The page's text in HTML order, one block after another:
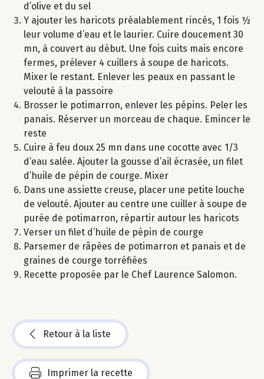
d’olive et du sel
Y ajouter les haricots préalablement rincés, 1 fois ½
leur volume d’eau et le laurier. Cuire doucement 30
mn, à couvert au début. Une fois cuits mais encore
fermes, prélever 4 cuillers à soupe de haricots.
Mixer le restant. Enlever les peaux en passant le
velouté à la passoire
Brosser le potimarron, enlever les pépins. Peler les
panais. Réserver un morceau de chaque. Emincer le
reste
Cuire à feu doux 25 mn dans une cocotte avec 1/3
d’eau salée. Ajouter la gousse d’ail écrasée, un filet
d’huile de pépin de courge. Mixer
Dans une assiette creuse, placer une petite louche
de velouté. Ajouter au centre une cuiller à soupe de
purée de potimarron, répartir autour les haricots
Verser un filet d’huile de pépin de courge
Parsemer de râpées de potimarron et panais et de
graines de courge torréfiées
Recette proposée par le Chef Laurence Salomon.
Retour à la liste
Imprimer la recette